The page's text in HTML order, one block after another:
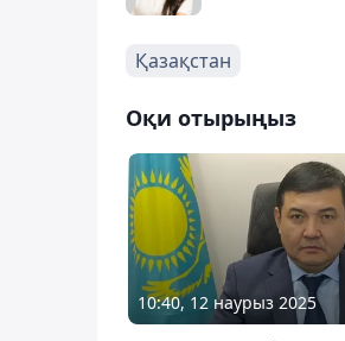
Қазақстан
Оқи отырыңыз
10:40, 12 наурыз 2025